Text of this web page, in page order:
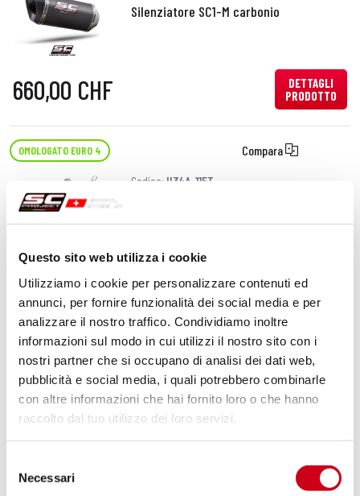
Questo sito web utilizza i cookie
Utilizziamo i cookie per personalizzare contenuti ed
annunci, per fornire funzionalità dei social media e per
analizzare il nostro traffico. Condividiamo inoltre
informazioni sul modo in cui utilizzi il nostro sito con i
nostri partner che si occupano di analisi dei dati web,
pubblicità e social media, i quali potrebbero combinarle
con altre informazioni che hai fornito loro o che hanno
raccolto dal tuo utilizzo dei loro servizi.
delNecessari
Silenziatore SC1-M carbonio
660,00 CHF
DETTAGLI
PRODOTTO
OMOLOGATO EURO 4 Compara
Codice: H34A-115T
660,00 CHF
PRODOTTO
OMOLOGATO EURO 4 Compara
Codice:
Silenziatore Oval carbonio
610,00 CHF
PRODOTTO